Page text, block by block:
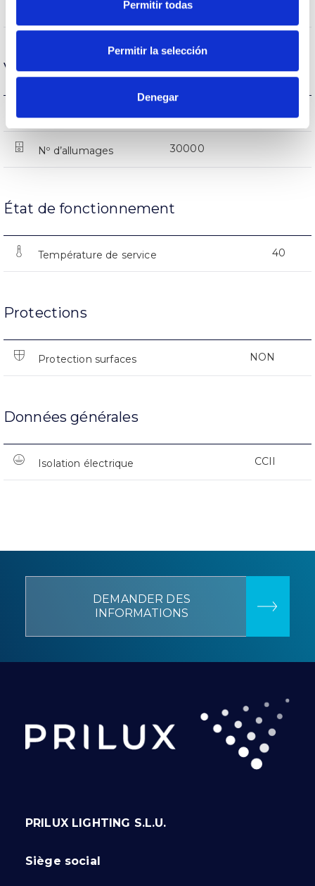
Permitir todas
Permitir la selección
Denegar
Vie
Heures de vie
Nº d’allumages 30000
État de fonctionnement
Température de service 40
Protections
Protection surfaces NON
Données générales
Isolation électrique CCII
DEMANDER DES
INFORMATIONS
PRILUX LIGHTING S.L.U.
Siège social